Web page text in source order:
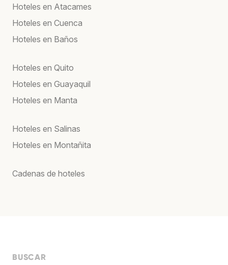
Hoteles en Atacames
Hoteles en Cuenca
Hoteles en Baños
Hoteles en Quito
Hoteles en Guayaquil
Hoteles en Manta
Hoteles en Salinas
Hoteles en Montañita
Cadenas de hoteles
BUSCAR